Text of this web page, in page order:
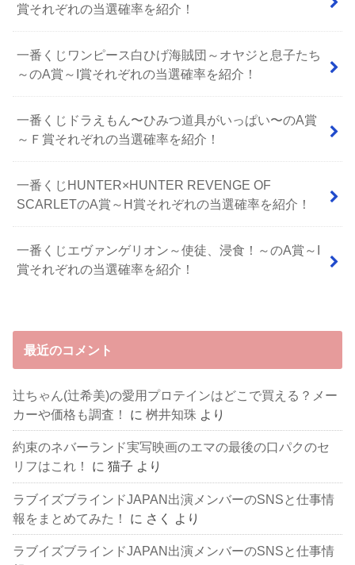
賞それぞれの当選確率を紹介！
一番くじワンピース白ひげ海賊団～オヤジと息子たち
～のA賞～I賞それぞれの当選確率を紹介！
⼀番くじドラえもん〜ひみつ道具がいっぱい〜のA賞
～Ｆ賞それぞれの当選確率を紹介！
一番くじHUNTER×HUNTER REVENGE OF
SCARLETのA賞～H賞それぞれの当選確率を紹介！
一番くじエヴァンゲリオン～使徒、浸食！～のA賞～I
賞それぞれの当選確率を紹介！
最近のコメント
辻ちゃん(辻希美)の愛用プロテインはどこで買える？メー
カーや価格も調査！
に桝井知珠 より
約束のネバーランド実写映画のエマの最後の口パクのセ
リフはこれ！
に猫子 より
ラブイズブラインドJAPAN出演メンバーのSNSと仕事情
報をまとめてみた！
に さく より
ラブイズブラインドJAPAN出演メンバーのSNSと仕事情